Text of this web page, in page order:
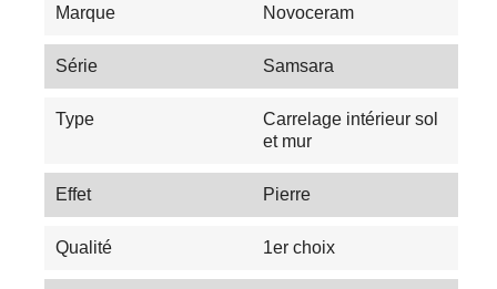
Marque Novoceram
Série Samsara
Type
Carrelage intérieur sol
et mur
Effet Pierre
Qualité 1er choix